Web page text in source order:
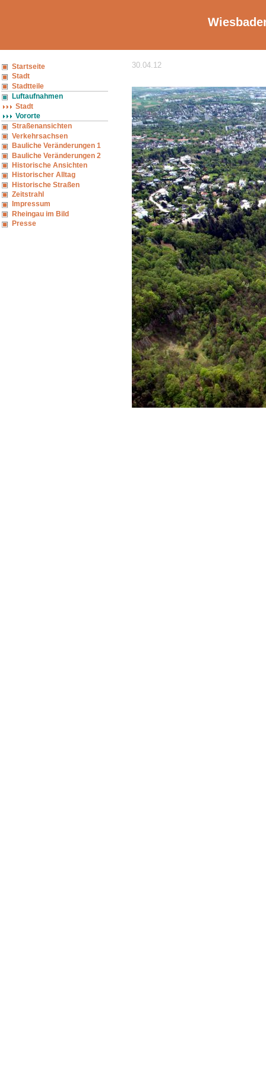
Startseite
Stadt
Stadtteile
Luftaufnahmen
Stadt
Vororte
Straßenansichten
Verkehrsachsen
Bauliche Veränderungen 1
Bauliche Veränderungen 2
Historische Ansichten
Historischer Alltag
Historische Straßen
Zeitstrahl
Impressum
Rheingau im Bild
Presse
30.04.12